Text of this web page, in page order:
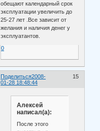
обещают календарный срок
эксплуатации увеличить до
25-27 лет .Все зависит от
желания и наличия денег у
эксплуатантов.
0
Поделиться 15
2008-
01-28 18:48:44
Алексей
написал(а):
После этого